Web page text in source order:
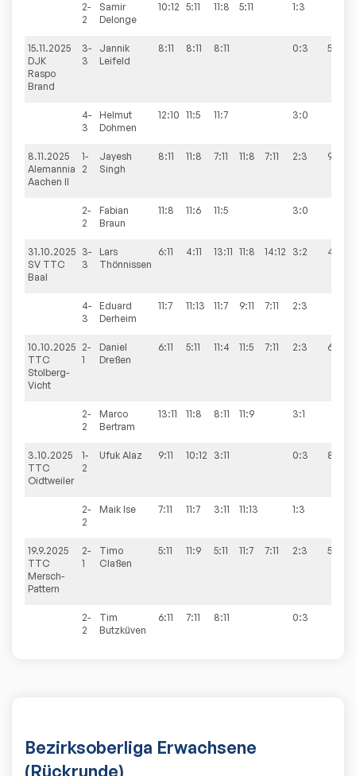
2-
2
Samir
Delonge
10:12 5:11 11:8 5:11 1:3
15.11.2025
DJK
Raspo
Brand
3-
3
Jannik
Leifeld
8:11 8:11 8:11 0:3 5:9
4-
3
Helmut
Dohmen
12:10 11:5 11:7 3:0
8.11.2025
Alemannia
Aachen II
1-
2
Jayesh
Singh
8:11 11:8 7:11 11:8 7:11 2:3 9:5
2-
2
Fabian
Braun
11:8 11:6 11:5 3:0
31.10.2025
SV TTC
Baal
3-
3
Lars
Thönnissen
6:11 4:11 13:11 11:8 14:12 3:2 4:9
4-
3
Eduard
Derheim
11:7 11:13 11:7 9:11 7:11 2:3
10.10.2025
TTC
Stolberg-
Vicht
2-
1
Daniel
Dreßen
6:11 5:11 11:4 11:5 7:11 2:3 6:9
2-
2
Marco
Bertram
13:11 11:8 8:11 11:9 3:1
3.10.2025
TTC
Oidtweiler
1-
2
Ufuk Alaz 9:11 10:12 3:11 0:3 8:8
2-
2
Maik Ise 7:11 11:7 3:11 11:13 1:3
19.9.2025
TTC
Mersch-
Pattern
2-
1
Timo
Claßen
5:11 11:9 5:11 11:7 7:11 2:3 5:9
2-
2
Tim
Butzküven
6:11 7:11 8:11 0:3
Bezirksoberliga Erwachsene
(Rückrunde)